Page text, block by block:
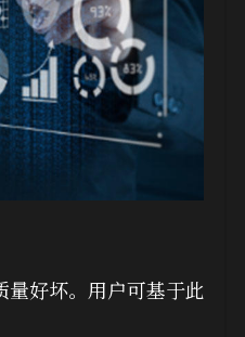
好坏。用户可基于此